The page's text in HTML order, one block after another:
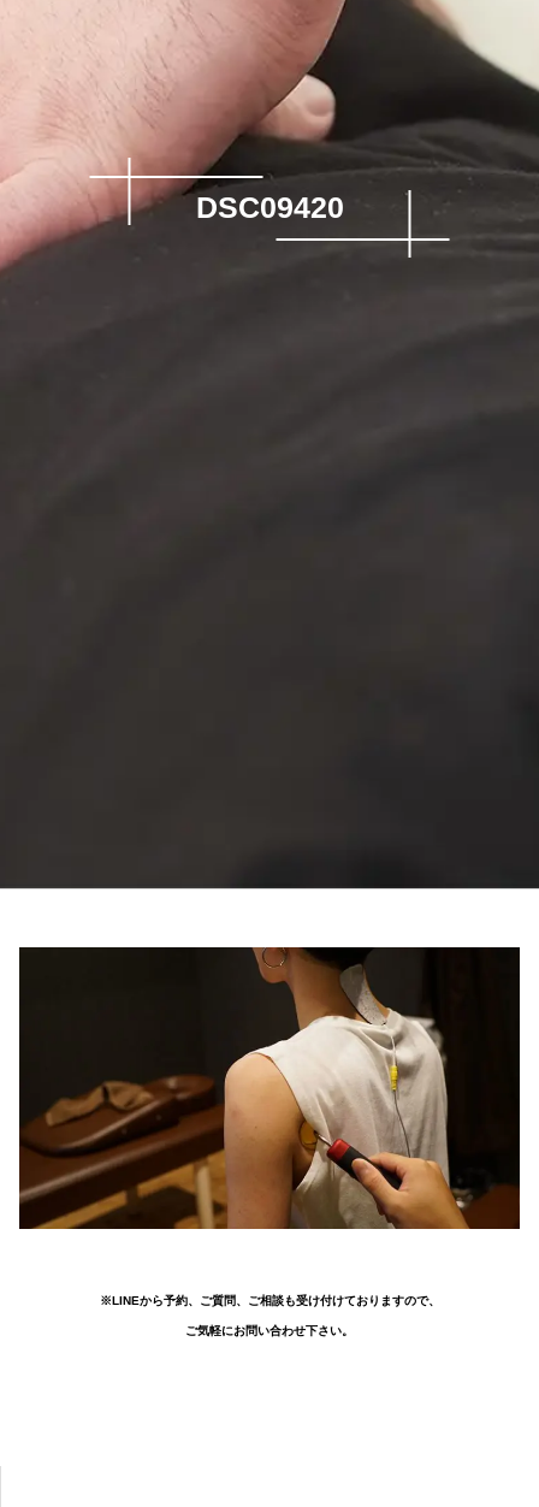
DSC09420
※LINEから予約、ご質問、ご相談も受け付けておりますので、
ご気軽にお問い合わせ下さい。